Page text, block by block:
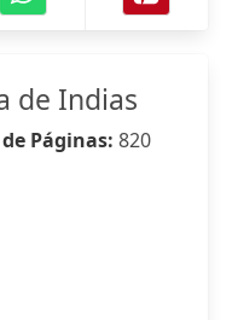
de Indias
Páginas: 820